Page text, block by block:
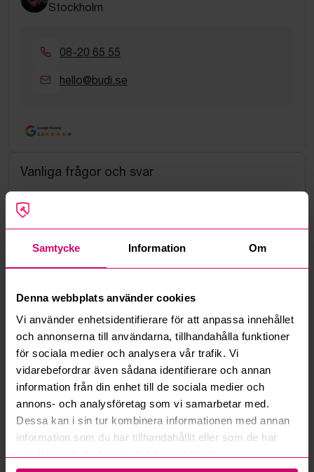
Samtycke Information Om
Denna webbplats använder cookies
Vi använder enhetsidentifierare för att anpassa innehållet
och annonserna till användarna, tillhandahålla funktioner
för sociala medier och analysera vår trafik. Vi
vidarebefordrar även sådana identifierare och annan
information från din enhet till de sociala medier och
annons- och analysföretag som vi samarbetar med.
Dessa kan i sin tur kombinera informationen med annan
information som du har tillhandahållit eller som de har
Stockholm
08-20 65 55
hello@budi.se
Google Rating
4.5
Vanliga frågor och svar
Vad är ett reservationspris?
Kan jag ångra ett bud?
Kan ni frakta mina vunna objekt?